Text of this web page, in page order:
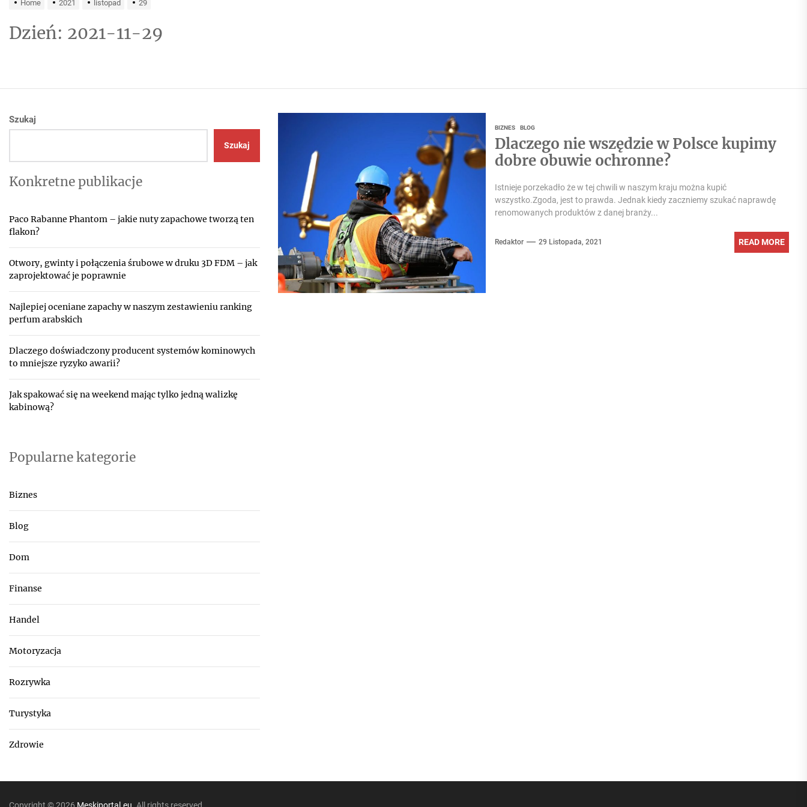
Home 2021 listopad 29
Dzień: 2021-11-29
BIZNES BLOG
Dlaczego nie wszędzie w Polsce kupimy
dobre obuwie ochronne?
Istnieje porzekadło że w tej chwili w naszym kraju można kupić
wszystko.Zgoda, jest to prawda. Jednak kiedy zaczniemy szukać naprawdę
renomowanych produktów z danej branży...
Redaktor 29 Listopada, 2021 READ MORE
Szukaj
Szukaj
Konkretne publikacje
Paco Rabanne Phantom – jakie nuty zapachowe tworzą ten
flakon?
Otwory, gwinty i połączenia śrubowe w druku 3D FDM – jak
zaprojektować je poprawnie
Najlepiej oceniane zapachy w naszym zestawieniu ranking
perfum arabskich
Dlaczego doświadczony producent systemów kominowych
to mniejsze ryzyko awarii?
Jak spakować się na weekend mając tylko jedną walizkę
kabinową?
Popularne kategorie
Biznes
Blog
Dom
Finanse
Handel
Motoryzacja
Rozrywka
Turystyka
Zdrowie
Copyright © 2026 Meskiportal.eu. All rights reserved.